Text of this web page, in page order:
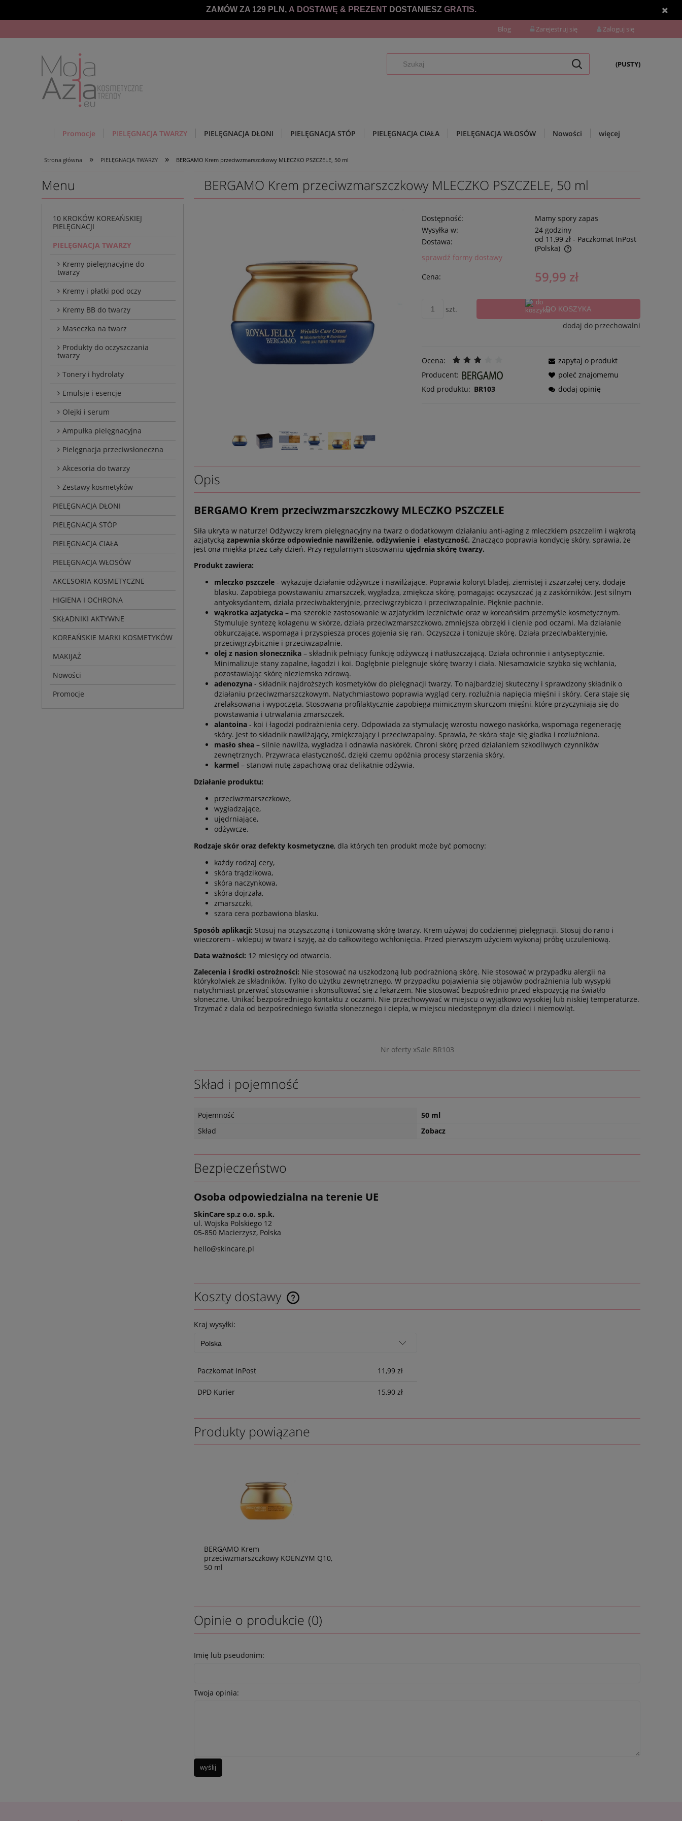
ZAMÓW ZA 129 PLN, A DOSTAWĘ & PREZENT DOSTANIESZ GRATIS.
Blog Zarejestruj się Zaloguj się
(PUSTY)
Promocje PIELĘGNACJA TWARZY PIELĘGNACJA DŁONI PIELĘGNACJA STÓP PIELĘGNACJA CIAŁA PIELĘGNACJA WŁOSÓW Nowości więcej
Strona główna » PIELĘGNACJA TWARZY » BERGAMO Krem przeciwzmarszczkowy MLECZKO PSZCZELE, 50 ml
Menu
10 KROKÓW KOREAŃSKIEJ
PIELĘGNACJI
PIELĘGNACJA TWARZY
Kremy pielęgnacyjne do
twarzy
Kremy i płatki pod oczy
Kremy BB do twarzy
Maseczka na twarz
Produkty do oczyszczania
twarzy
Tonery i hydrolaty
Emulsje i esencje
Olejki i serum
Ampułka pielęgnacyjna
Pielęgnacja przeciwsłoneczna
Akcesoria do twarzy
Zestawy kosmetyków
PIELĘGNACJA DŁONI
PIELĘGNACJA STÓP
PIELĘGNACJA CIAŁA
PIELĘGNACJA WŁOSÓW
AKCESORIA KOSMETYCZNE
HIGIENA I OCHRONA
SKŁADNIKI AKTYWNE
KOREAŃSKIE MARKI KOSMETYKÓW
MAKIJAŻ
Nowości
Promocje
BERGAMO Krem przeciwzmarszczkowy MLECZKO PSZCZELE, 50 ml
Dostępność:
Mamy spory zapas
Wysyłka w:
24 godziny
Dostawa:
od 11,99 zł - Paczkomat InPost
(Polska)
sprawdź formy dostawy
Cena:
59,99 zł
szt. DO KOSZYKA
dodaj do przechowalni
Ocena:
Producent:
Kod produktu: BR103
zapytaj o produkt
poleć znajomemu
dodaj opinię
Opis
BERGAMO Krem przeciwzmarszczkowy MLECZKO PSZCZELE
Siła ukryta w naturze! Odżywczy krem pielęgnacyjny na twarz o dodatkowym działaniu anti-aging z mleczkiem pszczelim i wąkrotą
azjatycką zapewnia skórze odpowiednie nawilżenie, odżywienie i elastyczność. Znacząco poprawia kondycję skóry, sprawia, że
jest ona miękka przez cały dzień. Przy regularnym stosowaniu ujędrnia skórę twarzy.
Produkt zawiera:
mleczko pszczele - wykazuje działanie odżywcze i nawilżające. Poprawia koloryt bladej, ziemistej i zszarzałej cery, dodaje
blasku. Zapobiega powstawaniu zmarszczek, wygładza, zmiękcza skórę, pomagając oczyszczać ją z zaskórników. Jest silnym
antyoksydantem, działa przeciwbakteryjnie, przeciwgrzybiczo i przeciwzapalnie. Pięknie pachnie.
wąkrotka azjatycka – ma szerokie zastosowanie w azjatyckim lecznictwie oraz w koreańskim przemyśle kosmetycznym.
Stymuluje syntezę kolagenu w skórze, działa przeciwzmarszczkowo, zmniejsza obrzęki i cienie pod oczami. Ma działanie
obkurczające, wspomaga i przyspiesza proces gojenia się ran. Oczyszcza i tonizuje skórę. Działa przeciwbakteryjnie,
przeciwgrzybicznie i przeciwzapalnie.
olej z nasion słonecznika – składnik pełniący funkcję odżywczą i natłuszczającą. Działa ochronnie i antyseptycznie.
Minimalizuje stany zapalne, łagodzi i koi. Dogłębnie pielęgnuje skórę twarzy i ciała. Niesamowicie szybko się wchłania,
pozostawiając skórę nieziemsko zdrową.
adenozyna - składnik najdroższych kosmetyków do pielęgnacji twarzy. To najbardziej skuteczny i sprawdzony składnik o
działaniu przeciwzmarszczkowym. Natychmiastowo poprawia wygląd cery, rozluźnia napięcia mięśni i skóry. Cera staje się
zrelaksowana i wypoczęta. Stosowana profilaktycznie zapobiega mimicznym skurczom mięśni, które przyczyniają się do
powstawania i utrwalania zmarszczek.
alantoina - koi i łagodzi podrażnienia cery. Odpowiada za stymulację wzrostu nowego naskórka, wspomaga regenerację
skóry. Jest to składnik nawilżający, zmiękczający i przeciwzapalny. Sprawia, że skóra staje się gładka i rozluźniona.
masło shea – silnie nawilża, wygładza i odnawia naskórek. Chroni skórę przed działaniem szkodliwych czynników
zewnętrznych. Przywraca elastyczność, dzięki czemu opóźnia procesy starzenia skóry.
karmel – stanowi nutę zapachową oraz delikatnie odżywia.
Działanie produktu:
przeciwzmarszczkowe,
wygładzające,
ujędrniające,
odżywcze.
Rodzaje skór oraz defekty kosmetyczne, dla których ten produkt może być pomocny:
każdy rodzaj cery,
skóra trądzikowa,
skóra naczynkowa,
skóra dojrzała,
zmarszczki,
szara cera pozbawiona blasku.
Sposób aplikacji: Stosuj na oczyszczoną i tonizowaną skórę twarzy. Krem używaj do codziennej pielęgnacji. Stosuj do rano i
wieczorem - wklepuj w twarz i szyję, aż do całkowitego wchłonięcia. Przed pierwszym użyciem wykonaj próbę uczuleniową.
Data ważności: 12 miesięcy od otwarcia.
Zalecenia i środki ostrożności: Nie stosować na uszkodzoną lub podrażnioną skórę. Nie stosować w przypadku alergii na
którykolwiek ze składników. Tylko do użytku zewnętrznego. W przypadku pojawienia się objawów podrażnienia lub wysypki
natychmiast przerwać stosowanie i skonsultować się z lekarzem. Nie stosować bezpośrednio przed ekspozycją na światło
słoneczne. Unikać bezpośredniego kontaktu z oczami. Nie przechowywać w miejscu o wyjątkowo wysokiej lub niskiej temperaturze.
Trzymać z dala od bezpośredniego światła słonecznego i ciepła, w miejscu niedostępnym dla dzieci i niemowląt.
Nr oferty xSale BR103
Skład i pojemność
Pojemność
50 ml
Skład
Zobacz
Bezpieczeństwo
Osoba odpowiedzialna na terenie UE
SkinCare sp.z o.o. sp.k.
ul. Wojska Polskiego 12
05-850 Macierzysz, Polska
hello@skincare.pl
Koszty dostawy
Kraj wysyłki:
Paczkomat InPost 11,99 zł
DPD Kurier 15,90 zł
Produkty powiązane
BERGAMO Krem
przeciwzmarszczkowy KOENZYM Q10,
50 ml
Opinie o produkcie (0)
Imię lub pseudonim:
Twoja opinia:
wyślij